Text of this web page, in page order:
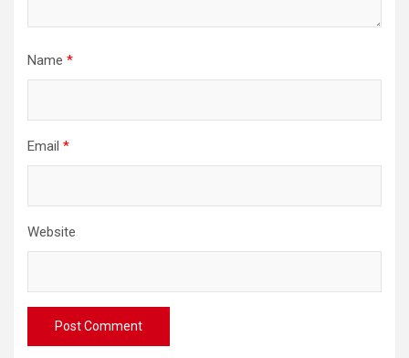
Name *
Email *
Website